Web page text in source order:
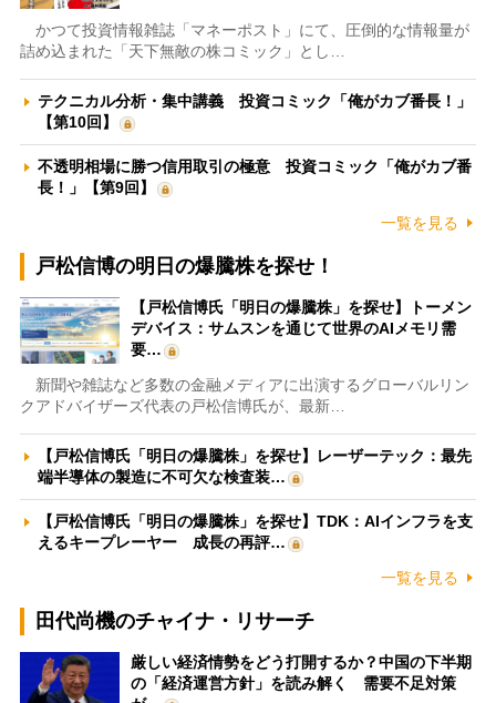
かつて投資情報雑誌「マネーポスト」にて、圧倒的な情報量が
詰め込まれた「天下無敵の株コミック」とし…
テクニカル分析・集中講義 投資コミック「俺がカブ番長！」
【第10回】
不透明相場に勝つ信用取引の極意 投資コミック「俺がカブ番
長！」【第9回】
一覧を見る
戸松信博の明日の爆騰株を探せ！
【戸松信博氏「明日の爆騰株」を探せ】トーメン
デバイス：サムスンを通じて世界のAIメモリ需
要…
新聞や雑誌など多数の金融メディアに出演するグローバルリン
クアドバイザーズ代表の戸松信博氏が、最新…
【戸松信博氏「明日の爆騰株」を探せ】レーザーテック：最先
端半導体の製造に不可欠な検査装…
【戸松信博氏「明日の爆騰株」を探せ】TDK：AIインフラを支
えるキープレーヤー 成長の再評…
一覧を見る
田代尚機のチャイナ・リサーチ
厳しい経済情勢をどう打開するか？中国の下半期
の「経済運営方針」を読み解く 需要不足対策